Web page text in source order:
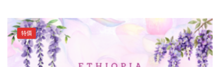
multiple
variants.
options
may
特價